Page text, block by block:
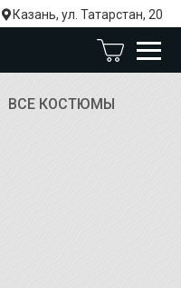
Казань, ул. Татарстан, 20
ВСЕ КОСТЮМЫ